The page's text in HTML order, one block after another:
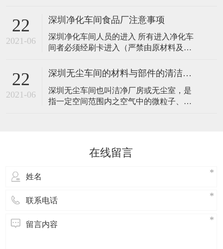
洁净室的“无
尘。 ④大气中的污染物对室内的污染。
一、室内的空气 深圳无尘车间及其传播途
径 人员发尘是无尘车间内空气污染源的最
主要来源，人动作时的发尘量相当复杂，
活
22
2021-06
深圳净化车间食品厂注意事项
深圳净化车间人员的进入 所有进入净化车
间者必须经刷卡进入（严禁由原材料及成
化鞋后，在分别进入对应的更衣室，把外
套脱去，换上洁净工作服，然后再进入风
淋室，严格按照《风淋室使用规范》风淋
后在进入净化车间内部。 深圳净化车间人
22
2021-06
深圳无尘车间的材料与部件的清洁工作
深圳无尘车间也叫洁净厂房或无尘室，是
指一定空间范围内之空气中的微粒子、有
控制在某一需求范围内，而所给予特别设
计的房间。不论外在之空气条件如何变
在线留言